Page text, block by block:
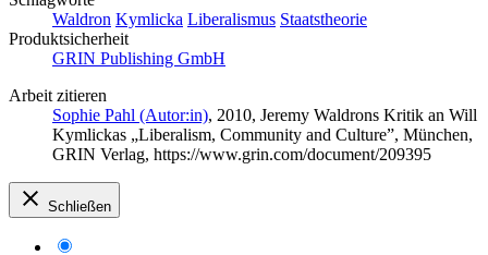
Waldron Kymlicka Liberalismus Staatstheorie
Produktsicherheit
GRIN Publishing GmbH
Arbeit zitieren
Sophie Pahl (Autor:in), 2010, Jeremy Waldrons Kritik an Will
Kymlickas „Liberalism, Community and Culture”, München,
GRIN Verlag, https://www.grin.com/document/209395
Schließen